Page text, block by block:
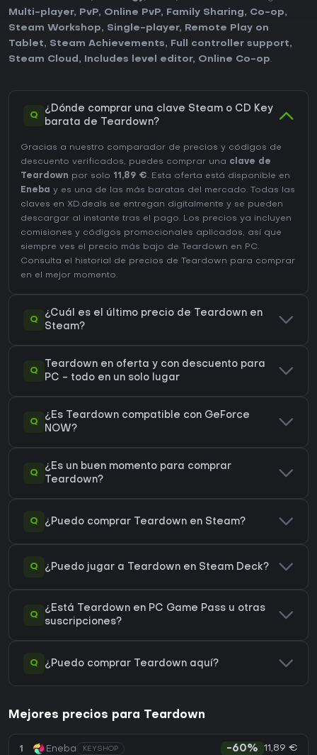
Multi-player, PvP, Online PvP, Family Sharing, Co-op,
Steam Workshop, Single-player,
Remote Play on
Tablet, Steam Achievements, Full controller support,
Steam Cloud , Includes level editor, Online Co-op.
Q
¿Dónde comprar una clave Steam o CD Key
barata de Teardown?
Gracias a nuestro comparador de precios y códigos de
descuento verificados, puedes comprar una clave de
Teardown por solo 11,89 €. Esta oferta está disponible en
Eneba y es una de las más baratas del mercado. Todas las
claves en XD.deals se entregan digitalmente y se pueden
descargar al instante tras el pago. Los precios ya incluyen
comisiones y códigos promocionales aplicados, así que
siempre ves el precio más bajo de Teardown en PC.
Consulta el
historial de precios de Teardown para comprar
en el mejor momento.
Q
¿Cuál es el último precio de Teardown en
Steam?
Q
Teardown en oferta y con descuento para
PC - todo en un solo lugar
Q
¿Es Teardown compatible con GeForce
NOW?
Q
¿Es un buen momento para comprar
Teardown?
Q ¿Puedo comprar Teardown en Steam?
Q ¿Puedo jugar a Teardown en Steam Deck?
Q
¿Está Teardown en PC Game Pass u otras
suscripciones?
Q ¿Puedo comprar Teardown aquí?
Mejores precios para Teardown
1 Eneba KEYSHOP -60% 11,89 €